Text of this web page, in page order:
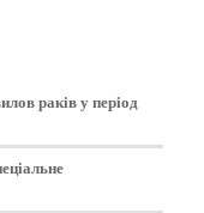
раків у період